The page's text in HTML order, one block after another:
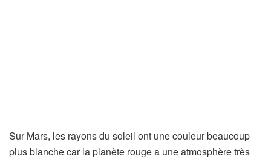
Sur Mars, les rayons du soleil ont une couleur beaucoup
plus blanche car la planète rouge a une atmosphère très